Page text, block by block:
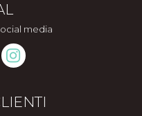
media